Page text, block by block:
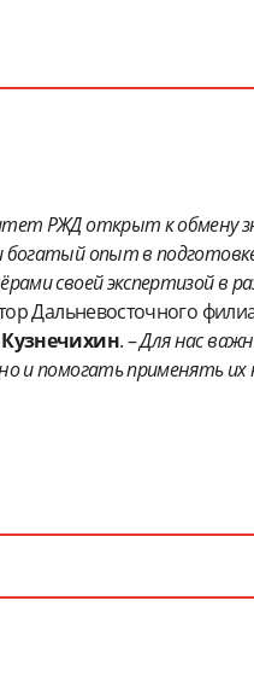
РЖД открыт к обмену
опыт в
своей экспертизой в
Дальневосточного
. –Для нас
и помогать применять их